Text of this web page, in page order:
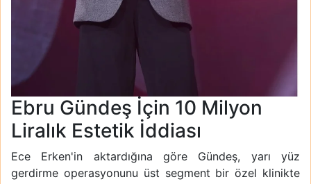
Ebru Gündeş İçin 10 Milyon
Liralık Estetik İddiası
Ece Erken'in aktardığına göre Gündeş, yarı yüz
gerdirme operasyonunu üst segment bir özel klinikte